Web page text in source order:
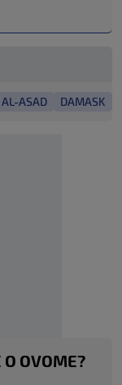
ASAD DAMASK
O OVOME?